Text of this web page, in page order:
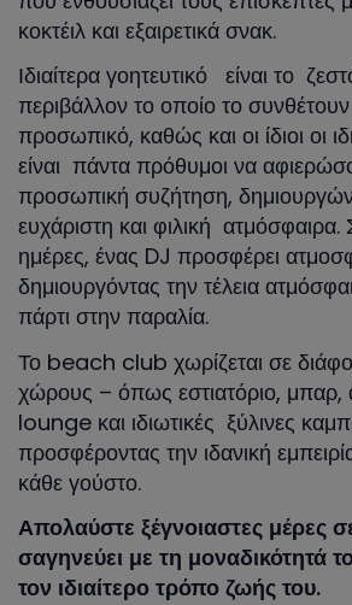
κοκτέιλ και εξαιρετικά σνακ.
Ιδιαίτερα γοητευτικό είναι το
περιβάλλον το οποίο το
προσωπικό, καθώς και οι ίδιοι οι
είναι πάντα πρόθυμοι να
προσωπική συζήτηση,
ευχάριστη και φιλική ατμόσφαιρα.
ημέρες, ένας DJ προσφέρει
δημιουργόντας την τέλεια
πάρτι στην παραλία.
Το beach club χωρίζεται σε
χώρους – όπως εστιατόριο, μπαρ,
lounge και ιδιωτικές ξύλινες
προσφέροντας την ιδανική
κάθε γούστο.
Απολαύστε ξέγνοιαστες μέρες
σαγηνεύει με τη μοναδικότητά
τον ιδιαίτερο τρόπο ζωής του.